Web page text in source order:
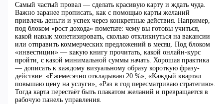
Самый частый провал — сделать красивую карту и ждать чуда.
Важно заранее прописать, как с помощью карты желаний
привлечь деньги и успех через конкретные действия. Например,
под блоком «рост дохода» пометьте: чему вы готовы учиться,
какой навык монетизировать, сколько откликнуться на вакансии
или отправить коммерческих предложений в месяц. Под блоком
«инвестиции» — какую книгу прочитать, какой онлайн-курс
пройти, с какой минимальной суммы начать. Хорошая практика
— дописать к каждому визуальному образу короткую фразу-
действие: «Ежемесячно откладываю 20 %», «Каждый квартал
повышаю цену на услуги», «Раз в год пересматриваю стратегию».
Тогда карта перестаёт быть плакатом желаний и превращается в
рабочую панель управления.